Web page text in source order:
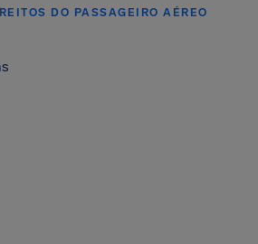
DO PASSAGEIRO AÉREO